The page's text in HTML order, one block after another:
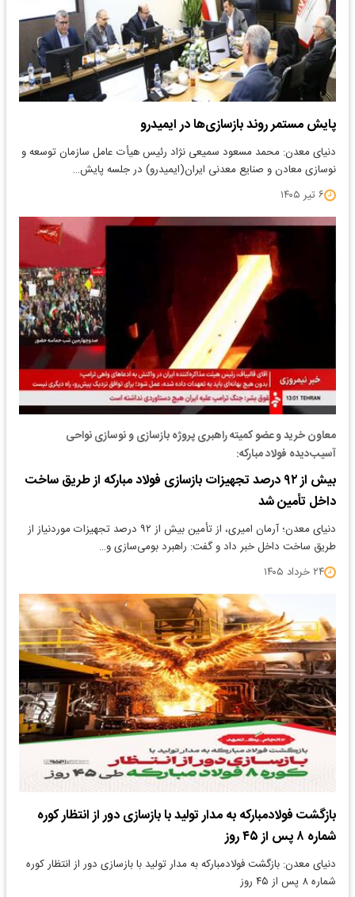
پایش مستمر روند بازسازی‌ها در ایمیدرو
دنیای معدن: محمد مسعود سمیعی نژاد رئیس هیأت عامل سازمان توسعه و
نوسازی معادن و صنایع معدنی ایران(ایمیدرو) در جلسه پایش…
۶ تیر ۱۴۰۵
معاون خرید و عضو کمیته راهبری پروژه بازسازی و نوسازی نواحی
آسیب‌دیده فولاد مبارکه:
بیش از ۹۲ درصد تجهیزات بازسازی فولاد مبارکه از طریق ساخت
داخل تأمین شد
دنیای معدن؛ آرمان امیری، از تأمین بیش از ۹۲ درصد تجهیزات موردنیاز از
طریق ساخت داخل خبر داد و گفت: راهبرد بومی‌سازی و…
۲۴ خرداد ۱۴۰۵
بازگشت فولاد‌مبارکه به مدار تولید با بازسازی دور از انتظار کوره
شماره ۸ پس از ۴۵ روز
دنیای معدن: بازگشت فولاد‌مبارکه به مدار تولید با بازسازی دور از انتظار کوره
شماره ۸ پس از ۴۵ روز